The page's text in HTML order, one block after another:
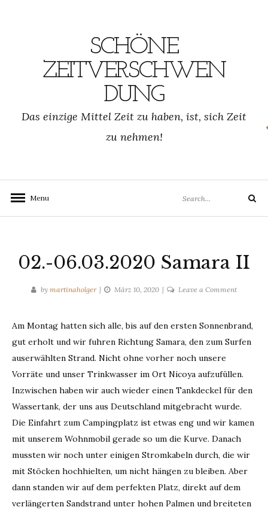
SCHÖNE
ZEITVERSCHWEN
DUNG
Das einzige Mittel Zeit zu haben, ist, sich Zeit
zu nehmen!
Menu
for:
Search
02.-06.03.2020 Samara II
by martinaholger März 10, 2020 Leave a Commenton
II
Am Montag hatten sich alle, bis auf den ersten Sonnenbrand,
gut erholt und wir fuhren Richtung Samara, den zum Surfen
auserwählten Strand. Nicht ohne vorher noch unsere
Vorräte und unser Trinkwasser im Ort Nicoya aufzufüllen.
Inzwischen haben wir auch wieder einen Tankdeckel für den
Wassertank, der uns aus Deutschland mitgebracht wurde.
Die Einfahrt zum Campingplatz ist etwas eng und wir kamen
mit unserem Wohnmobil gerade so um die Kurve. Danach
mussten wir noch unter einigen Stromkabeln durch, die wir
mit Stöcken hochhielten, um nicht hängen zu bleiben. Aber
dann standen wir auf dem perfekten Platz, direkt auf dem
verlängerten Sandstrand unter hohen Palmen und breiteten